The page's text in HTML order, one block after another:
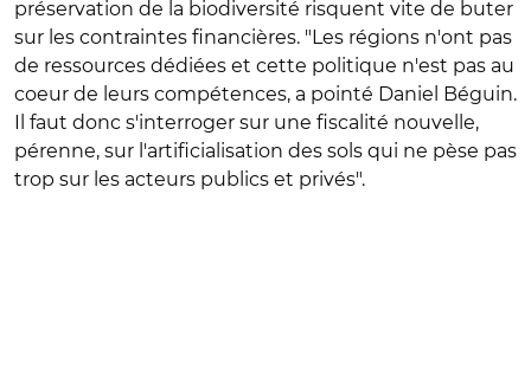
préservation de la biodiversité risquent vite de buter
sur les contraintes financières. "Les régions n'ont pas
de ressources dédiées et cette politique n'est pas au
coeur de leurs compétences, a pointé Daniel Béguin.
Il faut donc s'interroger sur une fiscalité nouvelle,
pérenne, sur l'artificialisation des sols qui ne pèse pas
trop sur les acteurs publics et privés".